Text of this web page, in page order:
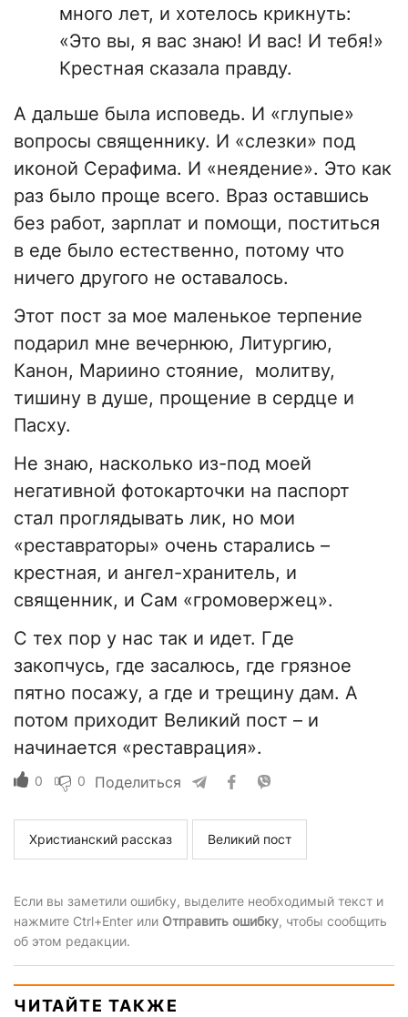
много лет, и хотелось крикнуть:
«Это вы, я вас знаю! И вас! И тебя!»
Крестная сказала правду.
А дальше была исповедь. И «глупые»
вопросы священнику. И «слезки» под
иконой Серафима. И «неядение». Это как
раз было проще всего. Враз оставшись
без работ, зарплат и помощи, поститься
в еде было естественно, потому что
ничего другого не оставалось.
Этот пост за мое маленькое терпение
подарил мне вечернюю, Литургию,
Канон, Мариино стояние, молитву,
тишину в душе, прощение в сердце и
Пасху.
Не знаю, насколько из-под моей
негативной фотокарточки на паспорт
стал проглядывать лик, но мои
«реставраторы» очень старались –
крестная, и ангел-хранитель, и
священник, и Сам «громовержец».
С тех пор у нас так и идет. Где
закопчусь, где засалюсь, где грязное
пятно посажу, а где и трещину дам. А
потом приходит Великий пост – и
начинается «реставрация».
0 0 Поделиться
Христианский рассказ Великий пост
Если вы заметили ошибку, выделите необходимый текст и
нажмите Ctrl+Enter или Отправить ошибку, чтобы сообщить
об этом редакции.
ЧИТАЙТЕ ТАКЖЕ